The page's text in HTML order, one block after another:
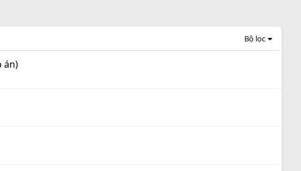
Bộ lọc
án)